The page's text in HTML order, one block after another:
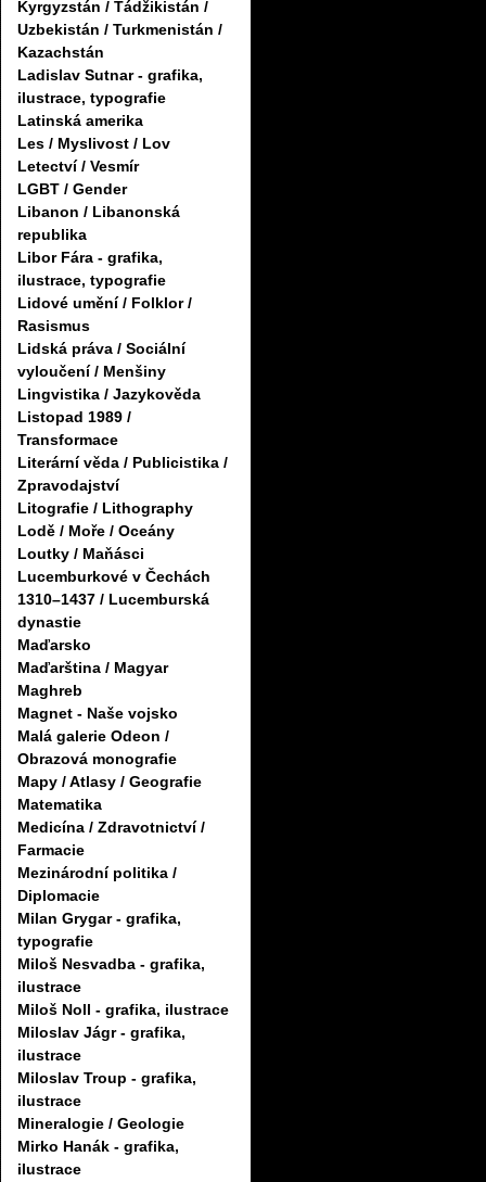
Kyrgyzstán / Tádžikistán /
Uzbekistán / Turkmenistán /
Kazachstán
Ladislav Sutnar - grafika,
ilustrace, typografie
Latinská amerika
Les / Myslivost / Lov
Letectví / Vesmír
LGBT / Gender
Libanon / Libanonská
republika
Libor Fára - grafika,
ilustrace, typografie
Lidové umění / Folklor /
Rasismus
Lidská práva / Sociální
vyloučení / Menšiny
Lingvistika / Jazykověda
Listopad 1989 /
Transformace
Literární věda / Publicistika /
Zpravodajství
Litografie / Lithography
Lodě / Moře / Oceány
Loutky / Maňásci
Lucemburkové v Čechách
1310–1437 / Lucemburská
dynastie
Maďarsko
Maďarština / Magyar
Maghreb
Magnet - Naše vojsko
Malá galerie Odeon /
Obrazová monografie
Mapy / Atlasy / Geografie
Matematika
Medicína / Zdravotnictví /
Farmacie
Mezinárodní politika /
Diplomacie
Milan Grygar - grafika,
typografie
Miloš Nesvadba - grafika,
ilustrace
Miloš Noll - grafika, ilustrace
Miloslav Jágr - grafika,
ilustrace
Miloslav Troup - grafika,
ilustrace
Mineralogie / Geologie
Mirko Hanák - grafika,
ilustrace